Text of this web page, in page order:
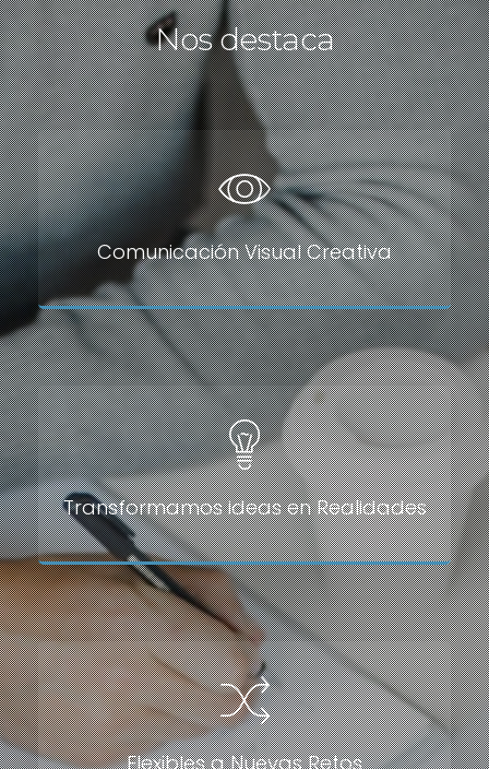
Nos destaca
Comunicación Visual Creativa
Transformamos ideas en Realidades
Flexibles a Nuevas Retos